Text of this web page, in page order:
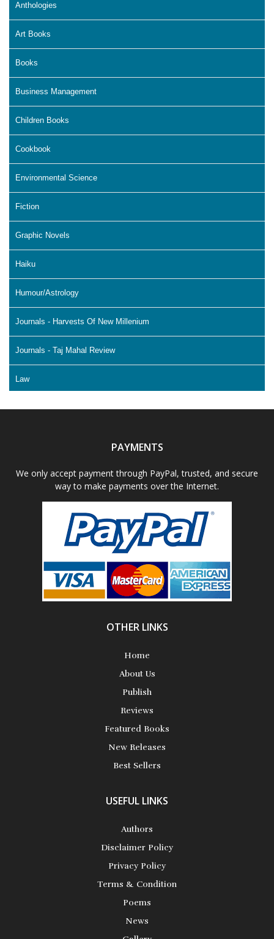
Anthologies
Art Books
Books
Business Management
Children Books
Cookbook
Environmental Science
Fiction
Graphic Novels
Haiku
Humour/Astrology
Journals - Harvests Of New Millenium
Journals - Taj Mahal Review
Law
Literature & Fiction
Science Fiction
PAYMENTS
We only accept payment through PayPal, trusted, and secure
way to make payments over the Internet.
OTHER LINKS
Home
About Us
Publish
Reviews
Featured Books
New Releases
Best Sellers
USEFUL LINKS
Authors
Disclaimer Policy
Privacy Policy
Terms & Condition
Poems
News